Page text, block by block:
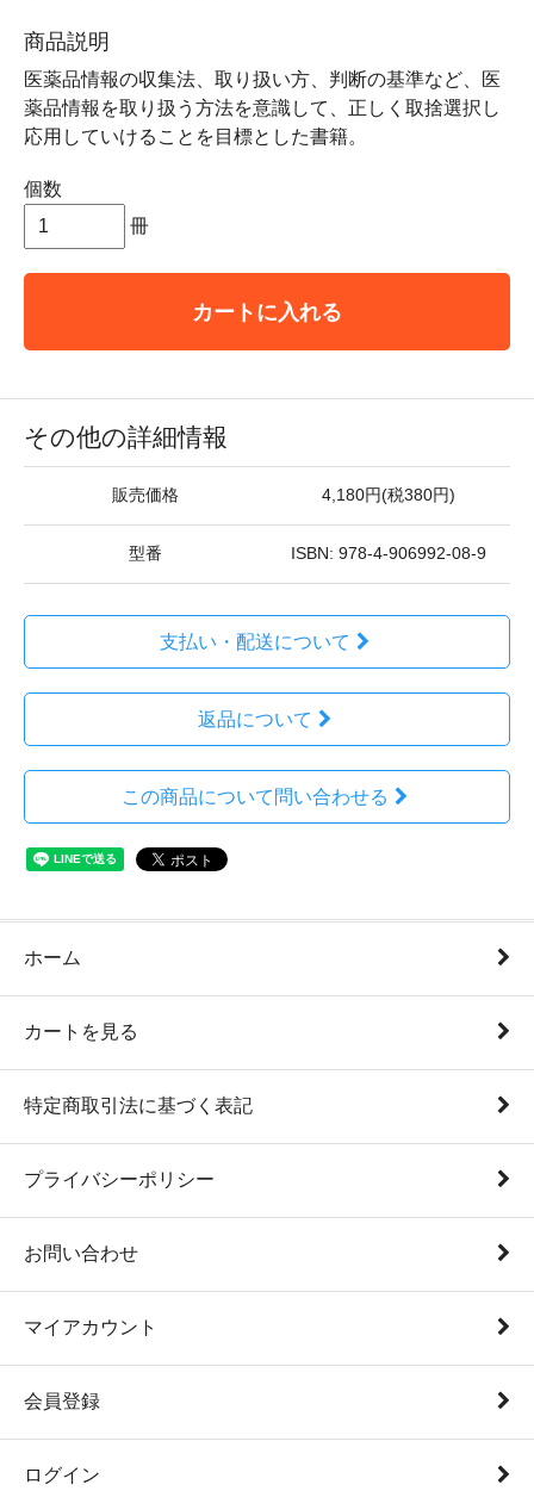
商品説明
医薬品情報の収集法、取り扱い方、判断の基準など、医
薬品情報を取り扱う方法を意識して、正しく取捨選択し
応用していけることを目標とした書籍。
個数
冊
カートに入れる
その他の詳細情報
販売価格 4,180円(税380円)
型番 ISBN: 978-4-906992-08-9
支払い・配送について
返品について
この商品について問い合わせる
ホーム
カートを見る
特定商取引法に基づく表記
プライバシーポリシー
お問い合わせ
マイアカウント
会員登録
ログイン